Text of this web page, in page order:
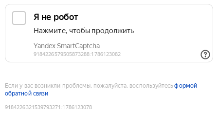
Если у вас возникли проблемы, пожалуйста, воспользуйтесьформой
обратной связи
9184226321539793271 :1786123078